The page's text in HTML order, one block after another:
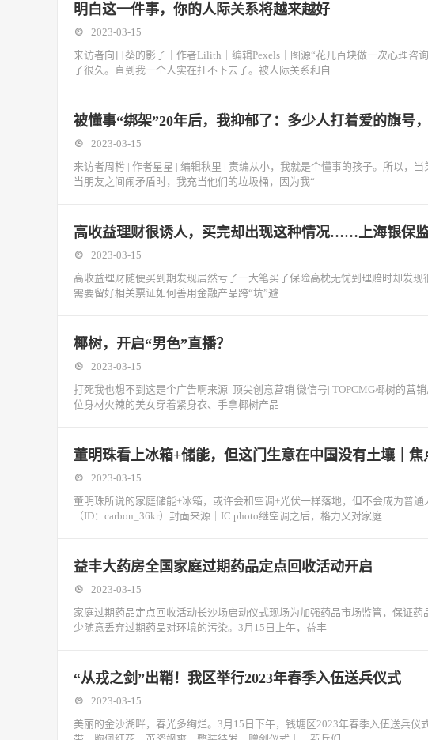
明白这一件事，你的人际关系将越来越好
2023-03-15
来访者向日葵的影子｜作者Lilith｜编辑Pexels｜图源“花几百块做一次心理咨
了很久。直到我一个人实在扛不下去了。被人际关系和自
被懂事“绑架”20年后，我抑郁了：多少人打着爱的旗号
2023-03-15
来访者周枍 | 作者星星 | 编辑秋里 | 责编从小，我就是个懂事的孩子。所以，
当朋友之间闹矛盾时，我充当他们的垃圾桶，因为我“
高收益理财很诱人，买完却出现这种情况……上海银保监
2023-03-15
高收益理财随便买到期发现居然亏了一大笔买了保险高枕无忧到理赔时却发
需要留好相关票证如何善用金融产品跨“坑”避
椰树，开启“男色”直播？
2023-03-15
打死我也想不到这是个广告啊来源| 顶尖创意营销 微信号| TOPCMG椰树的营
位身材火辣的美女穿着紧身衣、手拿椰树产品
董明珠看上冰箱+储能，但这门生意在中国没有土壤｜焦
2023-03-15
董明珠所说的家庭储能+冰箱，或许会和空调+光伏一样落地，但不会成为普
（ID：carbon_36kr）封面来源｜IC photo继空调之后，格力又对家庭
益丰大药房全国家庭过期药品定点回收活动开启
2023-03-15
家庭过期药品定点回收活动长沙场启动仪式现场为加强药品市场监管，保证
少随意丢弃过期药品对环境的污染。3月15日上午，益丰
“从戎之剑”出鞘！我区举行2023年春季入伍送兵仪式
2023-03-15
美丽的金沙湖畔，春光多绚烂。3月15日下午，钱塘区2023年春季入伍送兵